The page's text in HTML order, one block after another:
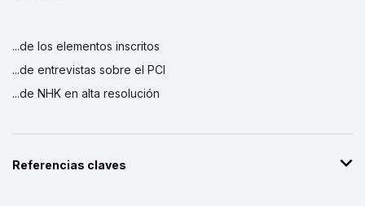
...de los elementos inscritos
...de entrevistas sobre el PCI
...de NHK en alta resolución
Referencias claves